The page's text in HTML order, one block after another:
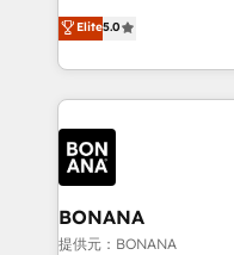
the agency services
HubSpot Solutions Partner. As one of
longest-standing
maximising the
building an
business,
life, and creates a
help your teams do more. We specialise in
technical services,
Elite5.0
BONANA
提供元：BONANA